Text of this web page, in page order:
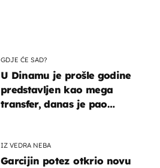
GDJE ĆE SAD?
U Dinamu je prošle godine
predstavljen kao mega
transfer, danas je pao
IZ VEDRA NEBA
Garcijin potez otkrio novu